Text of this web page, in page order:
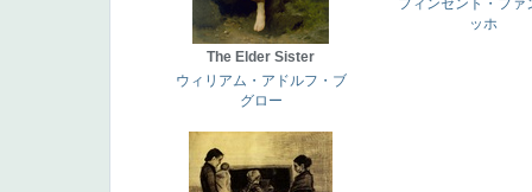
The Elder Sister
ウィリアム・アドルフ・ブ
グロー
フィンセント・ファ
ッホ